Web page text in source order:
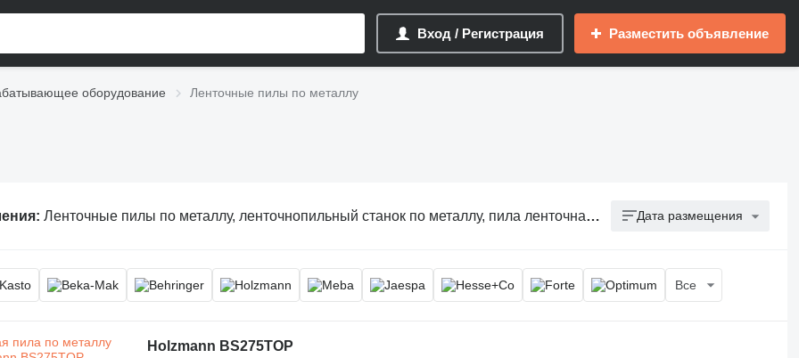
Вход / Регистрация Разместить объявление
оборудование Ленточные пилы по металлу
Ленточные пилы по металлу, ленточнопильный станок по металлу, пила ленточная по металлу Дата размещения
Все
Holzmann BS275TOP